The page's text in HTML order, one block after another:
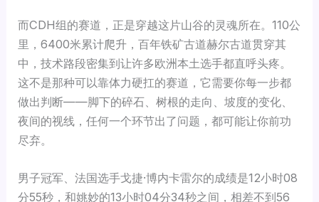
而CDH组的赛道，正是穿越这片山谷的灵魂所在。110公
里，6400米累计爬升，百年铁矿古道赫尔古道贯穿其
中，技术路段密集到让许多欧洲本土选手都直呼头疼。
这不是那种可以靠体力硬扛的赛道，它需要你每一步都
做出判断——脚下的碎石、树根的走向、坡度的变化、
夜间的视线，任何一个环节出了问题，都可能让你前功
尽弃。
男子冠军、法国选手戈捷·博内卡雷尔的成绩是12小时08
分55秒，和姚妙的13小时04分34秒之间，相差不到56